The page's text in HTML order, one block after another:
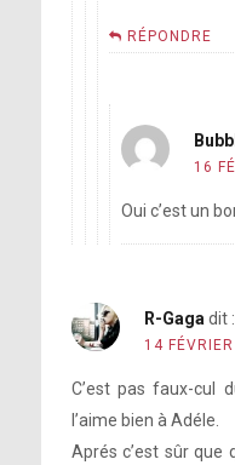
RÉPONDRE
16
Oui c’est un
R-Gaga dit :
14
C’est pas faux-cul
l’aime bien à Adéle.
Aprés c’est sûr que